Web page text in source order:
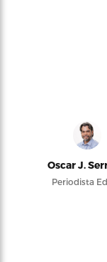
Oscar J.
Periodista